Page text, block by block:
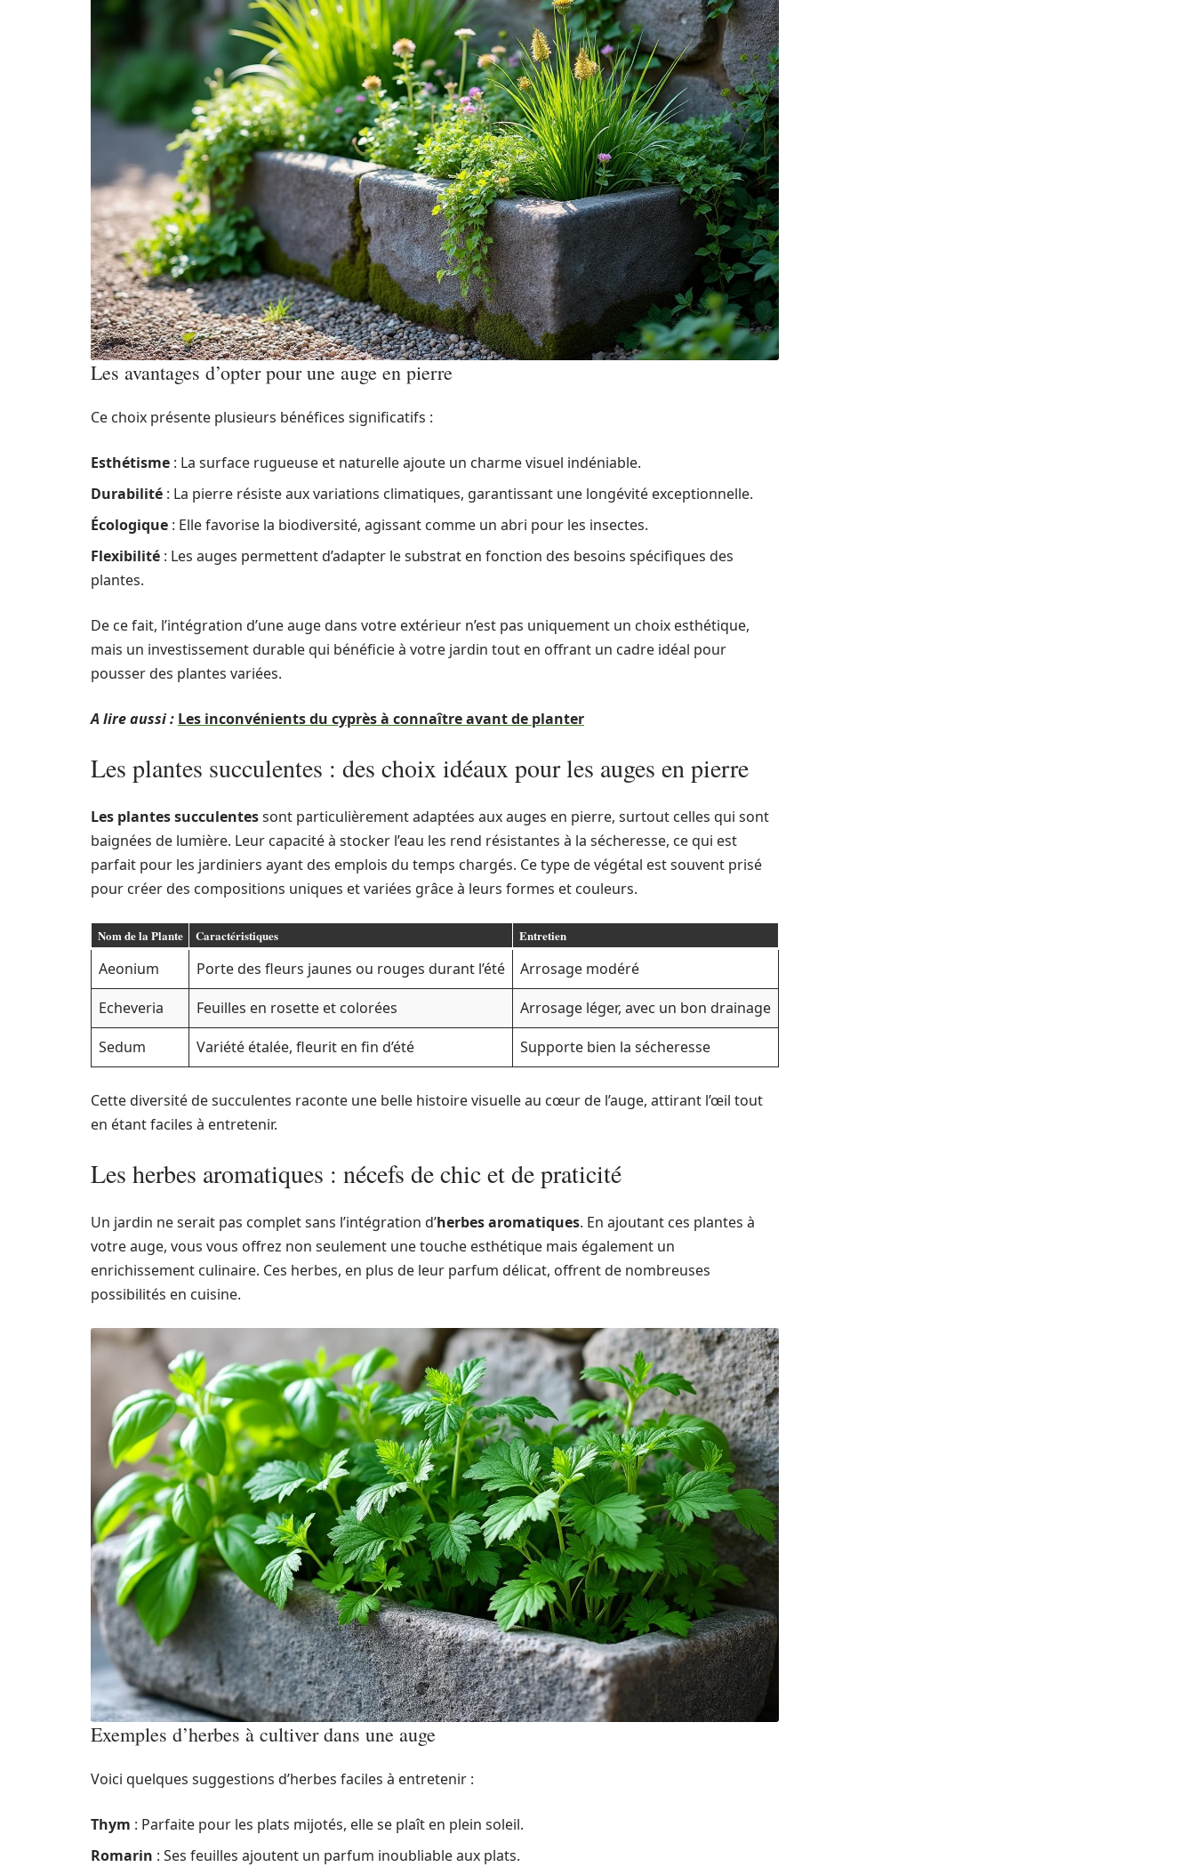
Les avantages d’opter pour une auge en pierre
Ce choix présente plusieurs bénéfices significatifs :
Esthétisme : La surface rugueuse et naturelle ajoute un charme visuel indéniable.
Durabilité : La pierre résiste aux variations climatiques, garantissant une longévité exceptionnelle.
Écologique : Elle favorise la biodiversité, agissant comme un abri pour les insectes.
Flexibilité : Les auges permettent d’adapter le substrat en fonction des besoins spécifiques des
plantes.
De ce fait, l’intégration d’une auge dans votre extérieur n’est pas uniquement un choix esthétique,
mais un investissement durable qui bénéficie à votre jardin tout en offrant un cadre idéal pour
pousser des plantes variées.
A lire aussi : Les inconvénients du cyprès à connaître avant de planter
Les plantes succulentes : des choix idéaux pour les auges en pierre
Les plantes succulentessont particulièrement adaptées aux auges en pierre, surtout celles qui sont
baignées de lumière. Leur capacité à stocker l’eau les rend résistantes à la sécheresse, ce qui est
parfait pour les jardiniers ayant des emplois du temps chargés. Ce type de végétal est souvent prisé
pour créer des compositions uniques et variées grâce à leurs formes et couleurs.
Nom de la Plante Caractéristiques Entretien
Aeonium Porte des fleurs jaunes ou rouges durant l’été
Arrosage modéré
Echeveria
Feuilles en rosette et colorées
Arrosage léger, avec un bon drainage
Sedum
Variété étalée, fleurit en fin d’été Supporte bien la sécheresse
Cette diversité de succulentes raconte une belle histoire visuelle au cœur de l’auge, attirant l’œil tout
en étant faciles à entretenir.
Les herbes aromatiques : nécefs de chic et de praticité
Un jardin ne serait pas complet sans l’intégration d’herbes aromatiques. En ajoutant ces plantes à
votre auge, vous vous offrez non seulement une touche esthétique mais également un
enrichissement culinaire. Ces herbes, en plus de leur parfum délicat, offrent de nombreuses
possibilités en cuisine.
Exemples d’herbes à cultiver dans une auge
Voici quelques suggestions d’herbes faciles à entretenir :
Thym : Parfaite pour les plats mijotés, elle se plaît en plein soleil.
Romarin : Ses feuilles ajoutent un parfum inoubliable aux plats.